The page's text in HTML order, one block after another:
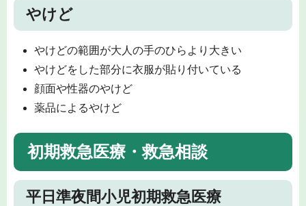
やけど
やけどの範囲が大人の手のひらより大きい
やけどをした部分に衣服が貼り付いている
顔面や性器のやけど
薬品によるやけど
初期救急医療・救急相談
平日準夜間小児初期救急医療